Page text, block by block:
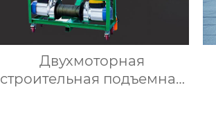
Двухмоторная
строительная подъемная